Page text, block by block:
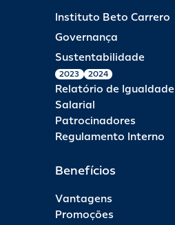
Instituto Beto Carrero
Governança
Sustentabilidade
2023 2024
Relatório de Igualdade
Salarial
Patrocinadores
Regulamento Interno
Benefícios
Vantagens
Promoções